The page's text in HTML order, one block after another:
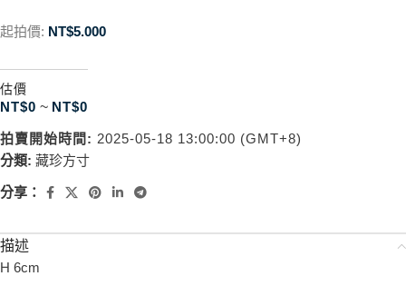
起拍價: NT$5.000
估價
NT$0 ~ NT$0
拍賣開始時間: 2025-05-18 13:00:00 (GMT+8)
分類: 藏珍方寸
分享：
描述
H 6cm